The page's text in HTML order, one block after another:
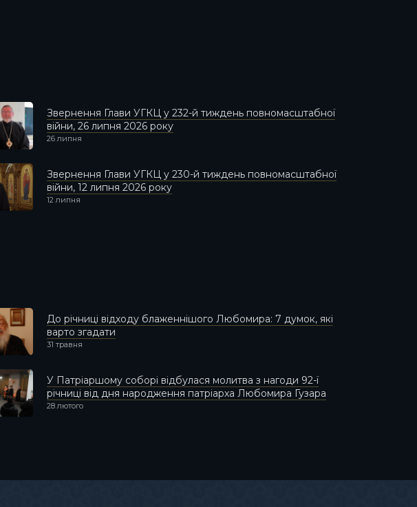
Звернення Глави УГКЦ у 232-й тиждень повномасштабної
війни, 26 липня 2026 року
26 липня
Звернення Глави УГКЦ у 230-й тиждень повномасштабної
війни, 12 липня 2026 року
12 липня
До річниці відходу блаженнішого Любомира: 7 думок, які
варто згадати
31 травня
У Патріаршому соборі відбулася молитва з нагоди 92-ї
річниці від дня народження патріарха Любомира Гузара
28 лютого